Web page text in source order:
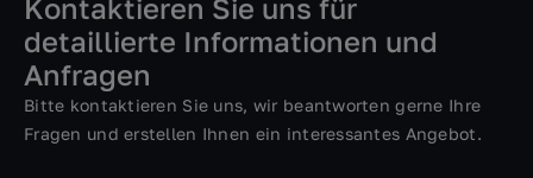
Kontaktieren Sie uns für
detaillierte Informationen und
Anfragen
Bitte kontaktieren Sie uns, wir beantworten gerne Ihre
Fragen und erstellen Ihnen ein interessantes Angebot.